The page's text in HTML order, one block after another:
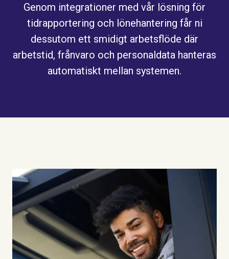
Genom integrationer med vår lösning för
tidrapportering och lönehantering får ni
dessutom ett smidigt arbetsflöde där
arbetstid, frånvaro och personaldata hanteras
automatiskt mellan systemen.